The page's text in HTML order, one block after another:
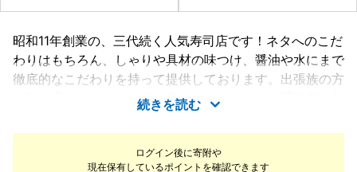
ログイン後に寄附や
現在保有しているポイントを確認できます
昭和11年創業の、三代続く人気寿司店です！ネタへのこだ
わりはもちろん、しゃりや具材の味つけ、醤油や水にまで
徹底的なこだわりを持って提供しております。出張族の方
や観光客のリピーター様も多くおりますので、函館市に訪
れた際は是非ともこの味をお楽しみください！
続きを読む